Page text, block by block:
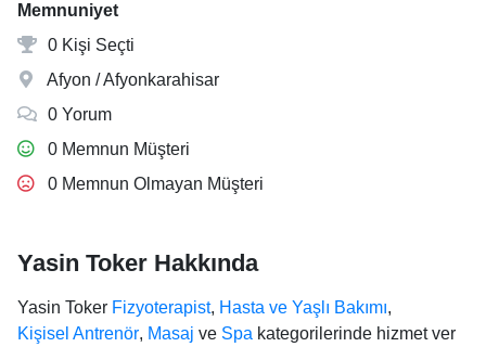
Memnuniyet
0 Kişi Seçti
Afyon / Afyonkarahisar
0 Yorum
0 Memnun Müşteri
0 Memnun Olmayan Müşteri
Yasin Toker Hakkında
Yasin Toker Fizyoterapist, Hasta ve Yaşlı Bakımı,
Kişisel Antrenör, Masaj ve Spa kategorilerinde hizmet ver